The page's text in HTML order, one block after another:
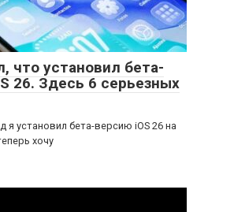
что установил бета-
26. Здесь 6 серьезных
я установил бета-версию iOS 26 на
хочу